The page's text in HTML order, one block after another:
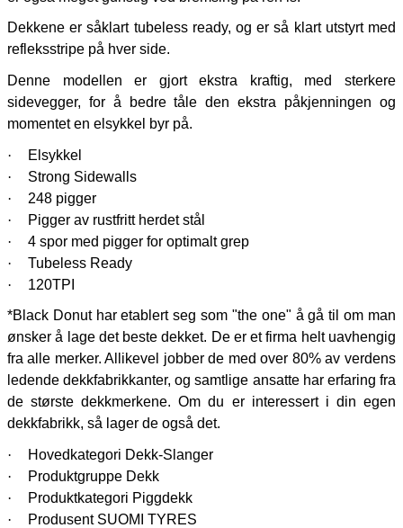
Dekkene er såklart tubeless ready, og er så klart utstyrt med
refleksstripe på hver side.
Denne modellen er gjort ekstra kraftig, med sterkere
sidevegger, for å bedre tåle den ekstra påkjenningen og
momentet en elsykkel byr på.
·
Elsykkel
·
Strong Sidewalls
·
248 pigger
·
Pigger av rustfritt herdet stål
·
4 spor med pigger for optimalt grep
·
Tubeless Ready
·
120TPI
*Black Donut har etablert seg som "the one" å gå til om man
ønsker å lage det beste dekket. De er et firma helt uavhengig
fra alle merker. Allikevel jobber de med over 80% av verdens
ledende dekkfabrikkanter, og samtlige ansatte har erfaring fra
de største dekkmerkene. Om du er interessert i din egen
dekkfabrikk, så lager de også det.
·
Hovedkategori Dekk-Slanger
·
Produktgruppe Dekk
·
Produktkategori Piggdekk
·
Produsent SUOMI TYRES